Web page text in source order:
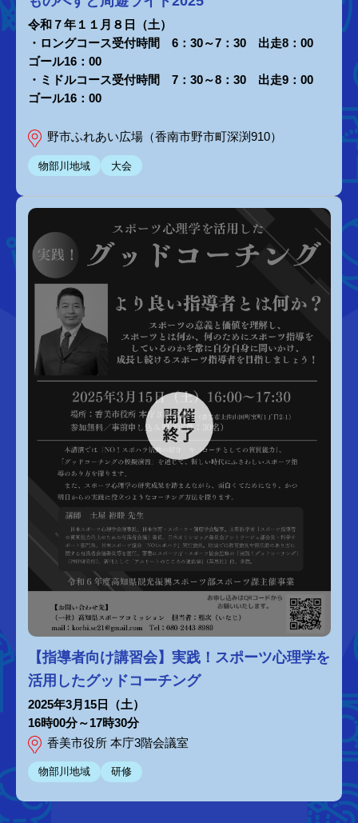
令和７年１１月８日（土）
・ロングコース受付時間 6：30～7：30 出走8：00
ゴール16：00
・ミドルコース受付時間 7：30～8：30 出走9：00
ゴール16：00
野市ふれあい広場（香南市野市町深渕910）
物部川地域 大会
【指導者向け講習会】実践！スポーツ心理学を
活用したグッドコーチング
2025年3月15日（土）
16時00分～17時30分
香美市役所 本庁3階会議室
物部川地域 研修